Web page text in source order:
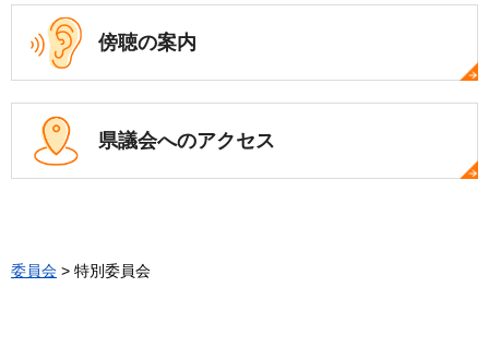
傍聴の案内
県議会へのアクセス
委員会 > 特別委員会